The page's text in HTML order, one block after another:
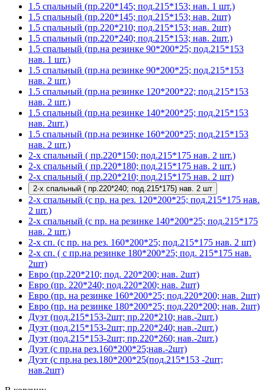
1.5 спальный (пр.220*145; под.215*153; нав. 1 шт.)
1.5 спальный (пр.220*145; под.215*153; нав. 2шт)
1.5 спальный (пр.220*210; под.215*153; нав. 2шт)
1.5 спальный (пр.220*240; под.215*153; нав. 2шт.)
1.5 спальный (пр.на резинке 90*200*25; под.215*153
нав. 1 шт.)
1.5 спальный (пр.на резинке 90*200*25; под.215*153
нав. 2 шт.)
1.5 спальный (пр.на резинке 120*200*22; под.215*153
нав. 2 шт.)
1.5 спальный (пр.на резинке 140*200*25; под.215*153
нав. 2шт.)
1.5 спальный (пр.на резинке 160*200*25; под.215*153
нав. 2 шт.)
2-х спальный ( пр.220*150; под.215*175 нав. 2 шт.)
2-х спальный ( пр.220*180; под.215*175 нав. 2 шт.)
2-х спальный ( пр.220*210; под.215*175 нав. 2 шт)
2-х спальный ( пр.220*240; под.215*175) нав. 2 шт
2-х спальный (с пр. на рез. 120*200*25; под.215*175 нав.
2 шт.)
2-х спальный (с пр. на резинке 140*200*25; под.215*175
нав. 2 шт.)
2-х сп. (с пр. на рез. 160*200*25; под.215*175 нав. 2 шт)
2-х сп. ( с пр.на резинке 180*200*25; под. 215*175 нав.
2шт)
Евро (пр.220*210; под. 220*200; нав. 2шт)
Евро (пр. 220*240; под.220*200; нав. 2шт)
Евро (пр. на резинке 160*200*25; под.220*200; нав. 2шт)
Евро (пр. на резинке 180*200*25; под.220*200; нав. 2шт)
Дуэт (под.215*153-2шт; пр.220*210; нав.-2шт.)
Дуэт (под.215*153-2шт; пр.220*240; нав.-2шт.)
Дуэт (под.215*153-2шт; пр.220*260; нав.-2шт.)
Дуэт (с пр.на рез.160*200*25;нав.-2шт)
Дуэт (с пр.на рез.180*200*25(под.215*153 -2шт;
нав.2шт)